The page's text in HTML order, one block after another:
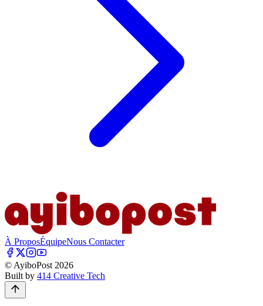
À ProposÉquipeNous Contacter
© AyiboPost 2026
Built by 414 Creative Tech